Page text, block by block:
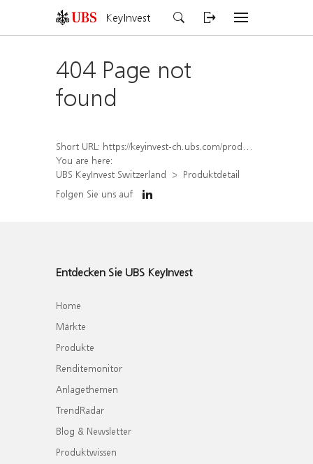
KeyInvest
404 Page not
found
Short URL: https://keyinvest-ch.ubs.com/produkt/detail/index/isin/CH1572314933
You are here:
UBS KeyInvest Switzerland
Produktdetail
Folgen Sie uns auf
Entdecken Sie UBS KeyInvest
Home
Märkte
Produkte
Renditemonitor
Anlagethemen
TrendRadar
Blog & Newsletter
Produktwissen